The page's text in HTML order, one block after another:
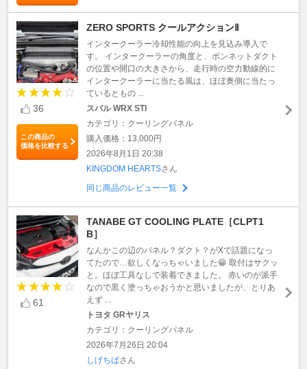
36
この商品の
価格を比較する
ZERO SPORTS クールアクションⅡ
インタークーラー冷却性能の向上を見込み導入で
す。 インタークーラーの角度と、ボンネットダクト
の位置や開口の大きさから、走行時の空力動線的に
インタークーラーに当たる風は、ほぼ奥側に当たっ
ているともの ...
スバル WRX STI
カテゴリ：クーリングパネル
購入価格：13,000円
2026年8月1日 20:38
KINGDOM HEARTSさん
同じ商品のレビュー一覧
61
TANABE GT COOLING PLATE［CLPT1
B］
なんかこの辺のパネル？ダクト？がXで話題になっ
てたので…欲しくなっちゃいました😁 取付はサクッ
と。ほぼ工具なしで装着できました。 赤いのが派手
なので黒く塗っちゃおうかと思いましたが、とりあ
えず ...
トヨタ GRヤリス
カテゴリ：クーリングパネル
2026年7月26日 20:04
しげちばさん